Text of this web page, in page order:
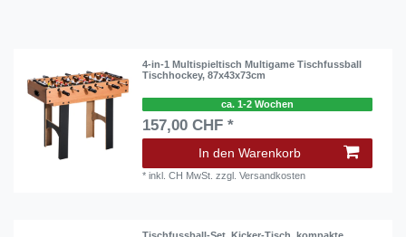
4-in-1 Multispieltisch Multigame Tischfussball
Tischhockey, 87x43x73cm
ca. 1-2 Wochen
157,00 CHF *
In den Warenkorb
*inkl. CH MwSt. zzgl.Versandkosten